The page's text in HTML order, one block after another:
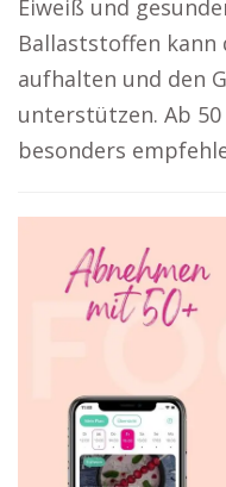
Eiweiß und
Ballaststoffen kann
aufhalten und den
unterstützen. Ab
besonders